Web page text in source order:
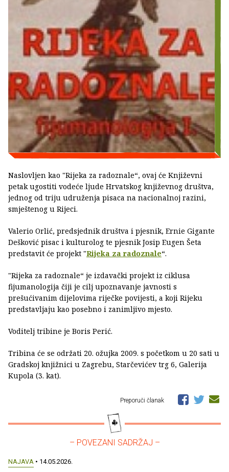
Naslovljen kao "Rijeka za radoznale“, ovaj će Književni
petak ugostiti vodeće ljude Hrvatskog književnog društva,
jednog od triju udruženja pisaca na nacionalnoj razini,
smještenog u Rijeci.
Valerio Orlić, predsjednik društva i pjesnik, Ernie Gigante
Dešković pisac i kulturolog te pjesnik Josip Eugen Šeta
predstavit će projekt "Rijeka za radoznale“.
"Rijeka za radoznale“ je izdavački projekt iz ciklusa
fijumanologija čiji je cilj upoznavanje javnosti s
prešućivanim dijelovima riječke povijesti, a koji Rijeku
predstavljaju kao posebno i zanimljivo mjesto.
Voditelj tribine je Boris Perić.
Tribina će se održati 20. ožujka 2009. s početkom u 20 sati u
Gradskoj knjižnici u Zagrebu, Starčevićev trg 6, Galerija
Kupola (3. kat).
Preporuči članak
– POVEZANI SADRŽAJ –
NAJAVA • 14.05.2026.